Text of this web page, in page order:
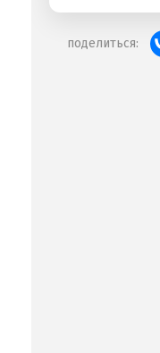
поделиться: